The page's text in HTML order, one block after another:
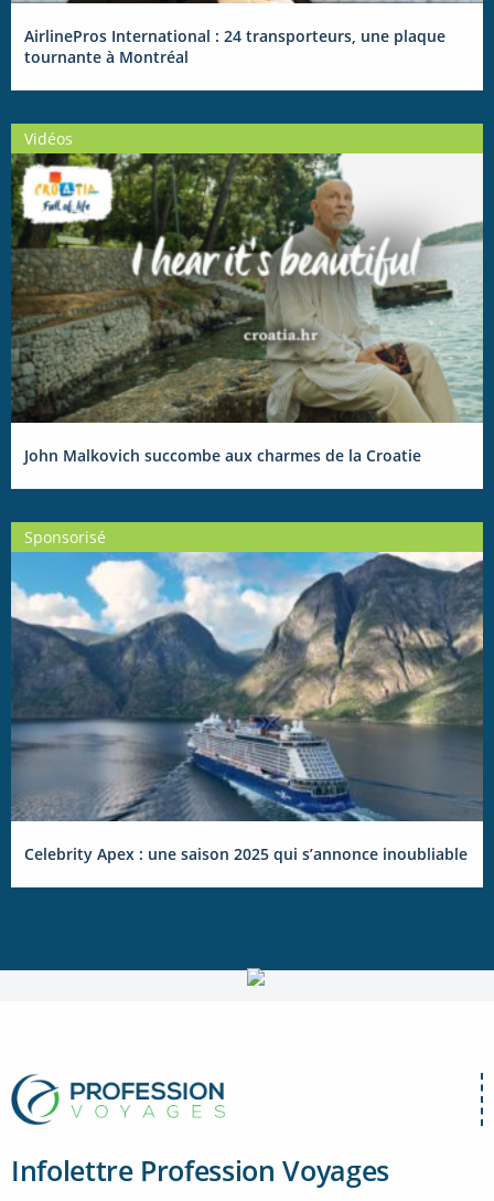
AirlinePros International : 24 transporteurs, une plaque
tournante à Montréal
Vidéos
John Malkovich succombe aux charmes de la Croatie
Sponsorisé
Celebrity Apex : une saison 2025 qui s’annonce inoubliable
Infolettre Profession Voyages